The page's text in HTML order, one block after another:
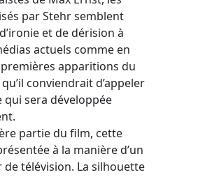
par Stehr semblent
et de dérision à
actuels comme en
apparitions du
conviendrait d’appeler
sera développée
partie du film, cette
à la manière d’un
télévision. La silhouette